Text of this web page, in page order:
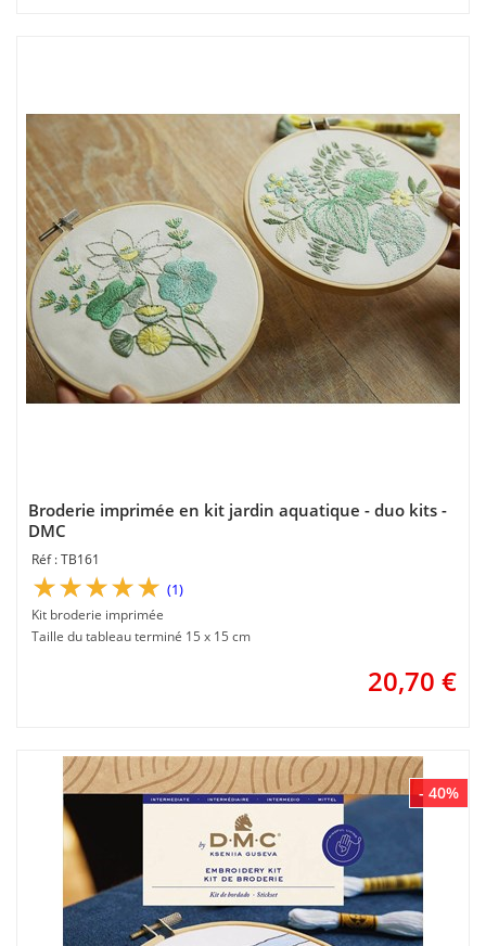
Broderie imprimée en kit jardin aquatique - duo kits -
DMC
TB161
(1)
Kit broderie imprimée
Taille du tableau terminé 15 x 15 cm
20,70 €
- 40%